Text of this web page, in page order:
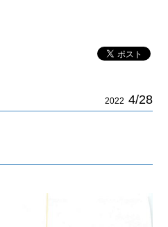
2022 4/28